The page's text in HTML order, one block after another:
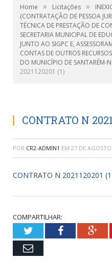
Home » Licitações »
(CONTRATAÇÃO DE PESSOA
TÉCNICA DE PRESTAÇÃO DE
SECRETARIA MUNICIPAL DE
JUNTO AO SIGPC E,
CONTAS DE OUTROS
DO MUNICÍPIO DE SANTARÉM-
2021120201 (1)
CONTRATO N
POR CR2-ADMIN1 EM 27 DE
CONTRATO N 2021120201
COMPARTILHAR:
TwitterFacebook
Email